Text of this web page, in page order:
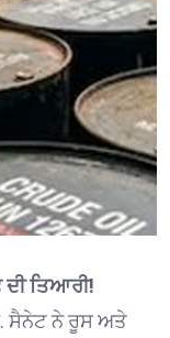
ਦੀ ਤਿਆਰੀ!
ਸੈਨੇਟ ਨੇ ਰੂਸ ਅਤੇ